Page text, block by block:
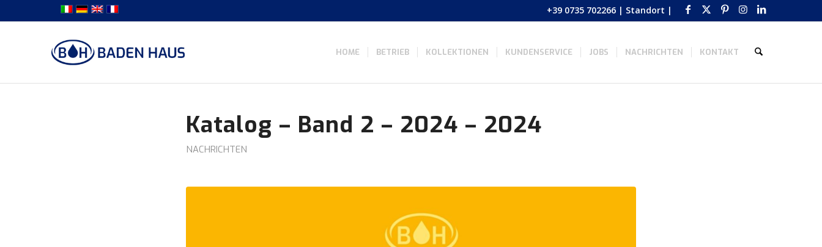
+39 0735 702266 | Standort |
HOME BETRIEB KOLLEKTIONEN KUNDENSERVICE JOBS NACHRICHTEN KONTAKT
Katalog – Band 2 – 2024 – 2024
NACHRICHTEN